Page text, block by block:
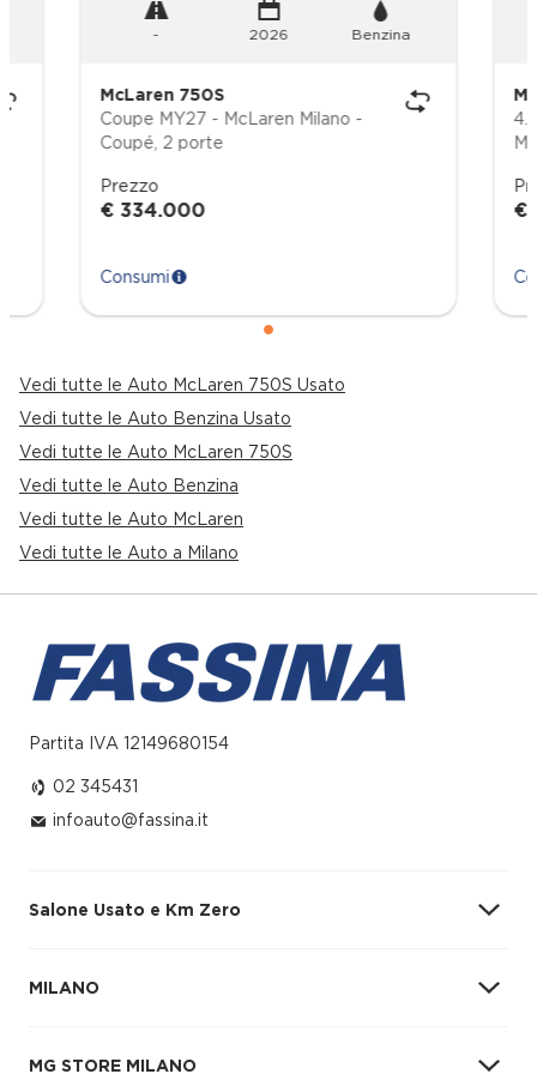
Garanzia della meccanica : durata (mesi) 36 e
Garanzia generale : durata (mesi) 36 e distanza
(km) 9.999.999
Garanzia soccorso stradale : durata (mesi) 36 e
distanza (km) 9.999.999
(km) 9.999.999
Indic. pressione insuff. pneumatici display
pressione e sensore sul cerchio
Inserti pregiati: scamosciato sulle portiere e
Integrazione mobile Apple CarPlay, 0, 0 e 0
LED di arresto, anabbaglianti, luci di segnalazione
laterali, luci diurne, luci posteriori e abbaglianti
Lavafari
Luci di ambiente
Luci di emergenza automatiche
Luci diurne
Pannello strumenti con schermo TFT
e indice di velocità Y , indice di carico 93 misura
larghezza 305, profilo 30 e indice di velocità Y ,
Porta conducente e porta passeggero a forbice
- 2026 Benzina
McLaren 750S
Coupe MY27 - McLaren Milano -
Coupé, 2 porte
Prezzo
€ 334.000
Consumi
€
Vedi tutte le Auto McLaren 750S Usato
Vedi tutte le Auto Benzina Usato
Vedi tutte le Auto McLaren 750S
Vedi tutte le Auto Benzina
Vedi tutte le Auto McLaren
Vedi tutte le Auto a Milano
Partita IVA 12149680154
02 345431
infoauto@fassina.it
Salone Usato e Km Zero
MILANO
MG STORE MILANO